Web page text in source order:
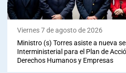
Viernes 7 de agosto de 2026
Ministro (s) Torres asiste a nueva
Interministerial para el Plan de
Derechos Humanos y Empresas